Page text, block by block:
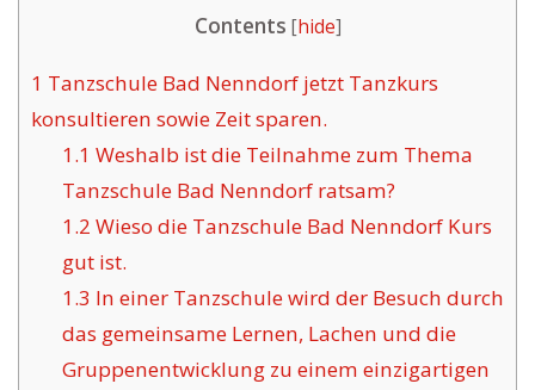
Contents [hide]
1 Tanzschule Bad Nenndorf jetzt Tanzkurs
konsultieren sowie Zeit sparen.
1.1 Weshalb ist die Teilnahme zum Thema
Tanzschule Bad Nenndorf ratsam?
1.2 Wieso die Tanzschule Bad Nenndorf Kurs
gut ist.
1.3 In einer Tanzschule wird der Besuch durch
das gemeinsame Lernen, Lachen und die
Gruppenentwicklung zu einem einzigartigen